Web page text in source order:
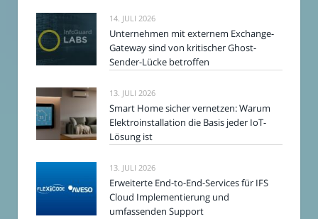
14. JULI 2026
Unternehmen mit externem Exchange-
Gateway sind von kritischer Ghost-
Sender-Lücke betroffen
13. JULI 2026
Smart Home sicher vernetzen: Warum
Elektroinstallation die Basis jeder IoT-
Lösung ist
13. JULI 2026
Erweiterte End-to-End-Services für IFS
Cloud Implementierung und
umfassenden Support